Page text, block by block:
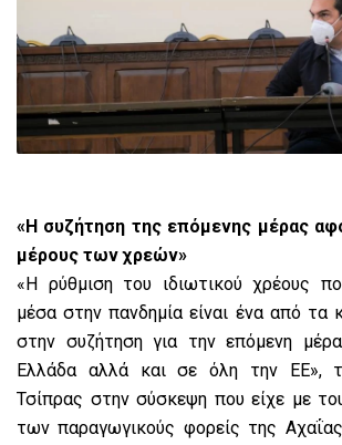
«Η συζήτηση της επόμενης μέρας
μέρους των χρεών»
«Η ρύθμιση του ιδιωτικού χρέους
μέσα στην πανδημία είναι ένα από τα
στην συζήτηση για την επόμενη
Ελλάδα αλλά και σε όλη την ΕΕ»,
Τσίπρας στην σύσκεψη που είχε με
των παραγωγικούς φορείς της